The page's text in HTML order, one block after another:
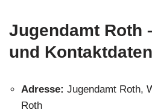
Jugendamt Roth
und Kontaktdaten
Adresse: Jugendamt Roth,
Roth